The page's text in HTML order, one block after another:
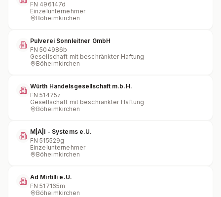
FN 496147d
Einzelunternehmer
Böheimkirchen
Pulverei Sonnleitner GmbH
FN504986b
Gesellschaft mit beschränkter Haftung
Böheimkirchen
Würth Handelsgesellschaft m.b.H.
FN51475z
Gesellschaft mit beschränkter Haftung
Böheimkirchen
M|A|I - Systems e.U.
FN515529g
Einzelunternehmer
Böheimkirchen
Ad Mirtilli e.U.
FN517165m
Böheimkirchen